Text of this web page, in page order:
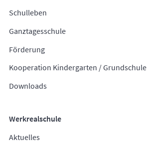
Schulleben
Ganztagesschule
Förderung
Kooperation Kindergarten / Grundschule
Downloads
Werkrealschule
Aktuelles